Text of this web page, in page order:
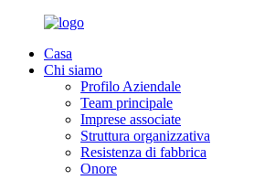
Casa
Chi siamo
Profilo Aziendale
Team principale
Imprese associate
Struttura organizzativa
Resistenza di fabbrica
Onore